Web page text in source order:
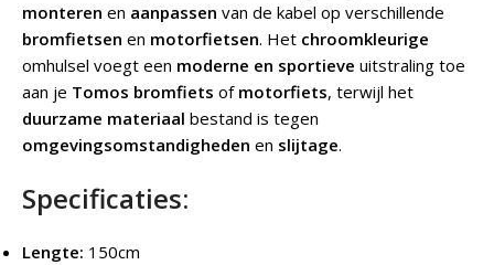
monteren en aanpassen van de kabel op verschillende
bromfietsen en motorfietsen. Het chroomkleurige
omhulsel voegt een moderne en sportieve uitstraling toe
aan je Tomos bromfiets of motorfiets, terwijl het
duurzame materiaal bestand is tegen
omgevingsomstandigheden en slijtage.
Specificaties:
Lengte: 150cm